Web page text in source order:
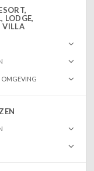
LODGE,
VILLA
OMGEVING